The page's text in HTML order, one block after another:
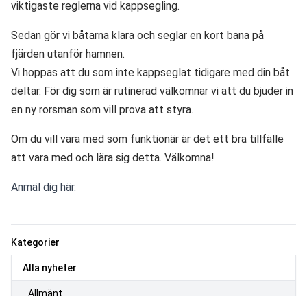
Kategorier
Alla nyheter
Allmänt
viktigaste reglerna vid kappsegling.
Sedan gör vi båtarna klara och seglar en kort bana på
fjärden utanför hamnen.
Vi hoppas att du som inte kappseglat tidigare med din båt
deltar. För dig som är rutinerad välkomnar vi att du bjuder in
en ny rorsman som vill prova att styra.
Om du vill vara med som funktionär är det ett bra tillfälle
att vara med och lära sig detta. Välkomna!
Anmäl dig här.